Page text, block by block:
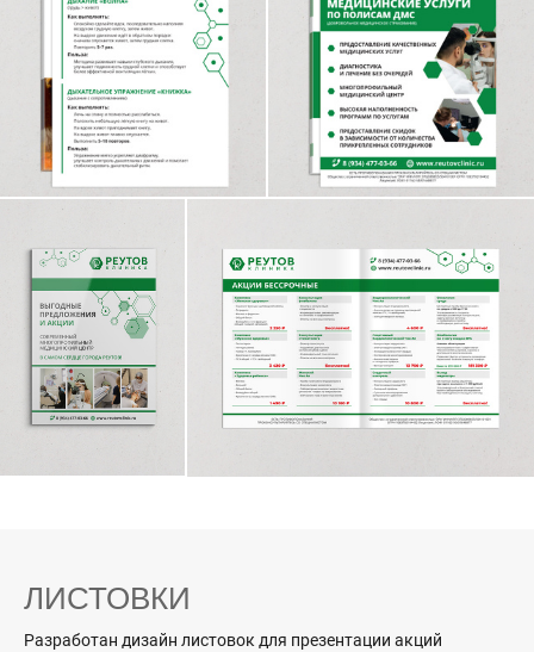
ЛИСТОВКИ
Разработан дизайн листовок для презентации акций